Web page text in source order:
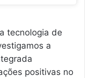
tecnologia de
a
positivas no